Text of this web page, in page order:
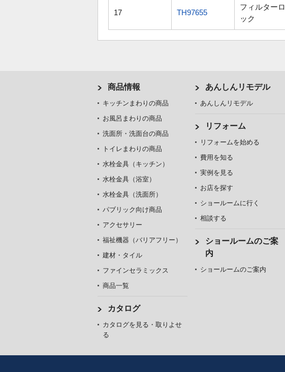
17 TH97655
フィルターロ
ック
商品情報
キッチンまわりの商品
お風呂まわりの商品
洗面所・洗面台の商品
トイレまわりの商品
水栓金具（キッチン）
水栓金具（浴室）
水栓金具（洗面所）
パブリック向け商品
アクセサリー
福祉機器（バリアフリー）
建材・タイル
ファインセラミックス
商品一覧
カタログ
カタログを見る・取りよせ
る
あんしんリモデル
あんしんリモデル
リフォーム
リフォームを始める
費用を知る
実例を見る
お店を探す
ショールームに行く
相談する
ショールームのご案
内
ショールームのご案内